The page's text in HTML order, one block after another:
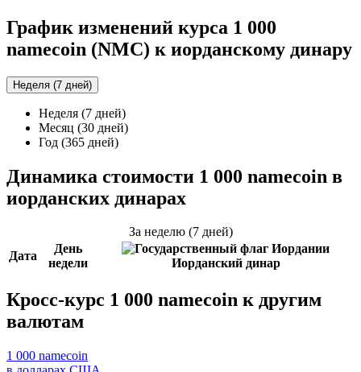
График изменений курса 1 000
namecoin (NMC) к иорданскому динару
Неделя (7 дней)
Неделя (7 дней)
Месяц (30 дней)
Год (365 дней)
Динамика стоимости 1 000 namecoin в
иорданских динарах
За неделю (7 дней)
Дата
День
недели
Иорданский динар
Кросс-курс 1 000 namecoin к другим
валютам
1 000 namecoin